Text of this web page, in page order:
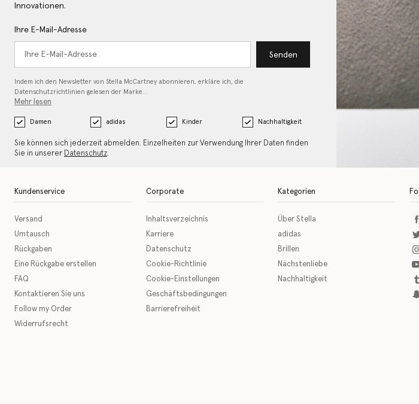
Innovationen.
Ihre E-Mail-Adresse
Senden
Indem ich den Newsletter von Stella McCartney abonnieren, erkläre ich, die
Datenschutzrichtlinien gelesen der Marke…
Mehr lesen
Damen adidas Kinder Nachhaltigkeit
Sie können sich jederzeit abmelden. Einzelheiten zur Verwendung Ihrer Daten finden
Sie in unserer Datenschutz.
Kundenservice
Versand
Umtausch
Rückgaben
Eine Rückgabe erstellen
FAQ
Kontaktieren Sie uns
Follow my Order
Widerrufsrecht
Corporate
Inhaltsverzeichnis
Karriere
Datenschutz
Cookie-Richtlinie
Cookie-Einstellungen
Geschäftsbedingungen
Barrierefreiheit
Kategorien
Über Stella
adidas
Brillen
Nächstenliebe
Nachhaltigkeit